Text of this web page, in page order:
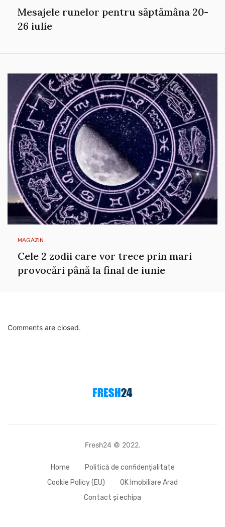
Mesajele runelor pentru săptămâna 20-
26 iulie
MAGAZIN
Cele 2 zodii care vor trece prin mari
provocări până la final de iunie
Comments are closed.
Fresh24 © 2022.
Home
Politică de confidențialitate
Cookie Policy (EU)
OK Imobiliare Arad
Contact și echipa